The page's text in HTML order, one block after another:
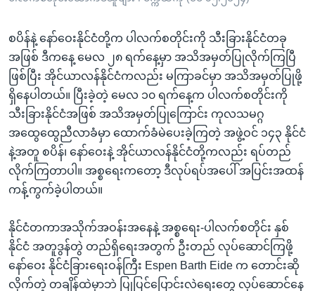
ရှာဖွေ
ရန်
နေရာ
သို့
ကျော်
ရန်
ဘာသာစကားများ
စပိန်နဲ့ နော်ဝေးနိုင်ငံတို့က ပါလက်စတိုင်းကို သီးခြားနိုင်ငံတခု
အဖြစ် ဒီကနေ့ မေလ ၂၈ ရက်နေ့မှာ အသိအမှတ်ပြုလိုက်ကြပြီ
ဖြစ်ပြီး အိုင်ယာလန်နိုင်ငံကလည်း မကြာခင်မှာ အသိအမှတ်ပြုဖို့
ရှိနေပါတယ်။​ ပြီးခဲ့တဲ့ မေလ ၁၀ ရက်နေ့က ပါလက်စတိုင်းကို
သီးခြားနိုင်ငံအဖြစ် အသိအမှတ်ပြုကြောင်း ကုလသမဂ္ဂ​
အထွေထွေညီလာခံမှာ ထောက်ခံမဲပေးခဲ့ကြတဲ့ အဖွဲ့ဝင် ၁၄၃ နိုင်ငံ
နဲ့အတူ စပိန်၊​ နော်ဝေးနဲ့ အိုင်ယာလန်နိုင်ငံတို့ကလည်း ရပ်တည်
လိုက်ကြတာပါ။​ အစ္စရေးကတော့ ဒီလုပ်ရပ်အပေါ် အပြင်းအထန်
ကန့်ကွက်ခဲ့ပါတယ်။
နိုင်ငံတကာအသိုက်အဝန်းအနေနဲ့ အစ္စရေး-ပါလက်စတိုင်း နှစ်
နိုင်ငံ အတူဒွန်တွဲ တည်ရှိရေးအတွက် ဦးတည် လုပ်ဆောင်ကြဖို့
နော်ဝေး နိုင်ငံခြားရေးဝန်ကြီး Espen Barth Eide က တောင်းဆို
လိုက်တဲ့ တချိန်ထဲမှာဘဲ ပြုပြင်ပြောင်းလဲရေးတွေ လုပ်ဆောင်နေ